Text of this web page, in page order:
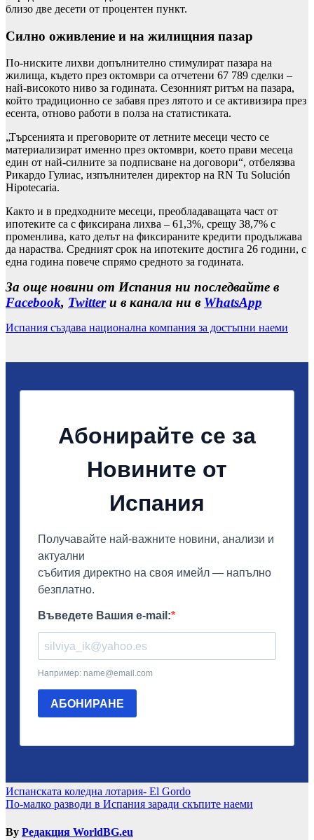
близо две десети от процентен пункт.
Силно оживление и на жилищния пазар
По-ниските лихви допълнително стимулират пазара на
жилища, където през октомври са отчетени 67 789 сделки –
най-високото ниво за годината. Сезонният ритъм на пазара,
който традиционно се забавя през лятото и се активизира през
есента, отново работи в полза на статистиката.
„Търсенията и преговорите от летните месеци често се
материализират именно през октомври, което прави месеца
един от най-силните за подписване на договори“, отбелязва
Рикардо Гулиас, изпълнителен директор на RN Tu Solución
Hipotecaria.
Както и в предходните месеци, преобладаващата част от
ипотеките са с фиксирана лихва – 61,3%, срещу 38,7% с
променлива, като делът на фиксираните кредити продължава
да нараства. Средният срок на ипотеките достига 26 години, с
една година повече спрямо средното за годината.
За още новини от Испания ни последвайте в
Facebook, Twitterи в канала ни в WhatsApp
Испания създава национална компания за достъпни наеми
Навигация
Испанската коледна лотария- El Gordo
По-малко разводи в Испания заради скъпите наеми
By Редакция WorldBG.eu